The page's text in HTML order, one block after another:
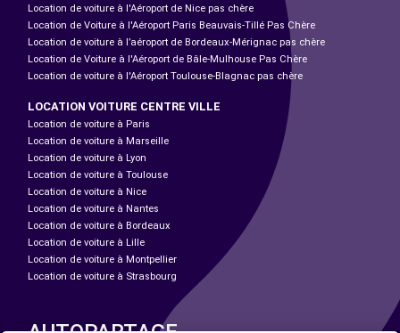
Location de voiture à l'Aéroport de Nice pas chère
Location de Voiture à l'Aéroport Paris Beauvais-Tillé Pas Chère
Location de voiture à l’aéroport de Bordeaux-Mérignac pas chère
Location de Voiture à l'Aéroport de Bâle-Mulhouse Pas Chère
Location de voiture à l'Aéroport Toulouse-Blagnac pas chère
LOCATION VOITURE CENTRE VILLE
Location de voiture à Paris
Location de voiture à Marseille
Location de voiture à Lyon
Location de voiture à Toulouse
Location de voiture à Nice
Location de voiture à Nantes
Location de voiture à Bordeaux
Location de voiture à Lille
Location de voiture à Montpellier
Location de voiture à Strasbourg